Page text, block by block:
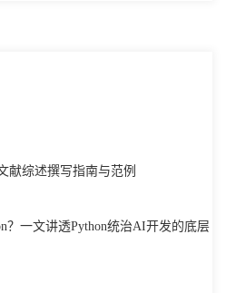
献综述撰写指南与范例
？一文讲透Python统治AI开发的底层